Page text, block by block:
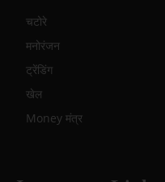
चटोरे
मनोरंजन
ट्रेंडिंग
खेल
Money मंत्र